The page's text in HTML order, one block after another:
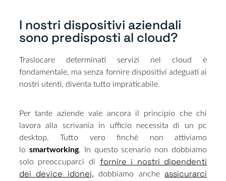
I nostri dispositivi aziendali
sono predisposti al cloud?​
Traslocare determinati servizi nel cloud è
fondamentale, ma senza fornire dispositivi adeguati ai
nostri utenti, diventa tutto impraticabile.
Per tante aziende vale ancora il principio che chi
lavora alla scrivania in ufficio necessita di un pc
desktop. Tutto vero finchè non attiviamo
lo smartworking. In questo scenario non dobbiamo
solo preoccuparci di fornire i nostri dipendenti
dei device idonei, dobbiamo anche assicurarci